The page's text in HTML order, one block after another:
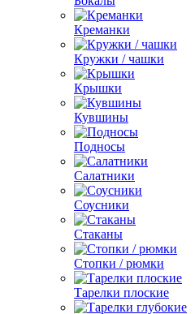
Креманки
Кружки / чашки
Крышки
Кувшины
Подносы
Салатники
Соусники
Стаканы
Стопки / рюмки
Тарелки плоские